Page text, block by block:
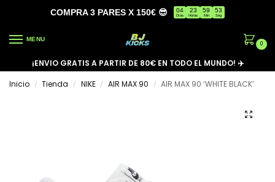
COMPRA 3 PARES X 150€ 😎 04
Días
23
Horas
59
Min
53
Seg
MENU
0
¡ENVIO GRATIS A PARTIR DE 80€ EN TODO EL MUNDO! ✈️
Inicio
/ Tienda / NIKE / AIR MAX 90 / AIR MAX 90 ‘WHITE BLACK’